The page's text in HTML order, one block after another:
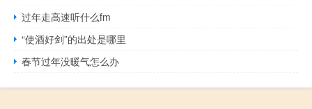
过年走高速听什么fm
“使酒好剑”的出处是哪里
春节过年没暖气怎么办